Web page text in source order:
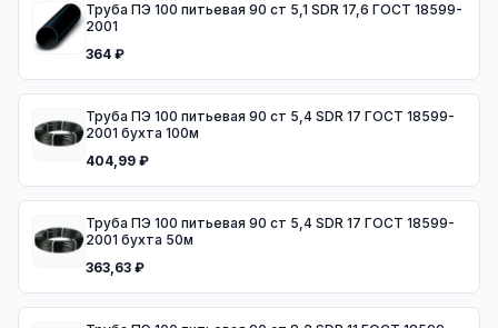
Труба ПЭ 100 питьевая 90 ст 5,1 SDR 17,6 ГОСТ 18599-
2001
364 ₽
Труба ПЭ 100 питьевая 90 ст 5,4 SDR 17 ГОСТ 18599-
2001 бухта 100м
404,99 ₽
Труба ПЭ 100 питьевая 90 ст 5,4 SDR 17 ГОСТ 18599-
2001 бухта 50м
363,63 ₽